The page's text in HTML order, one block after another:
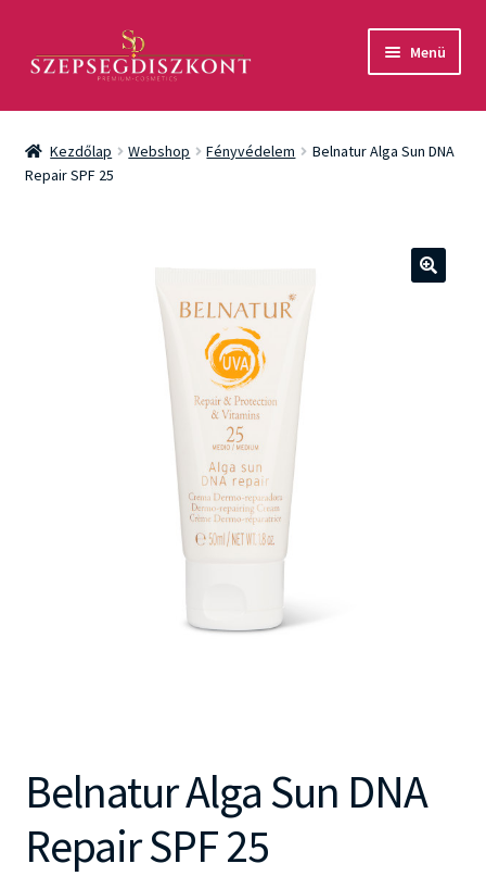
aa
Menü
Akció
Csomagok
Kezdőlap Webshop Fényvédelem
Belnatur Alga Sun DNA
Repair SPF 25
Belnatur Alga Sun DNA
Repair SPF 25